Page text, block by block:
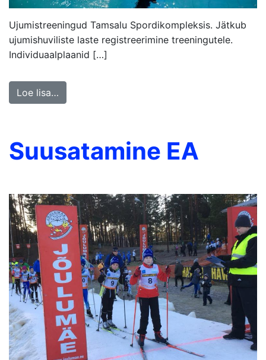
Ujumistreeningud Tamsalu Spordikompleksis. Jätkub
ujumishuviliste laste registreerimine treeningutele.
Individuaalplaanid […]
Loe lisa…
Suusatamine EA